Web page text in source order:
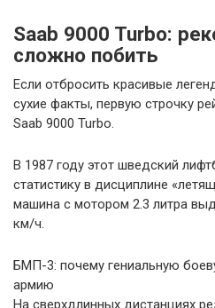
Saab 9000 Turbo:
сложно побить
Если отбросить красивые
сухие факты, первую строчку
Saab 9000 Turbo.
В 1987 году этот шведский
статистику в дисциплине
машина с мотором 2.3 литра
км/ч.
БМП-3: почему гениальную
армию
На сверхдлинных дистанциях